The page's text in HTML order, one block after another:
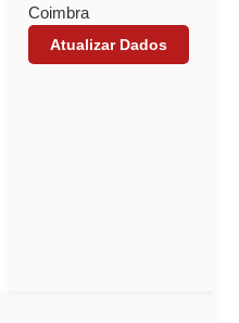
Coimbra
Atualizar Dados